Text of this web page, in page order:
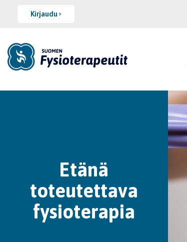
Kirjaudu
Etänä
toteutettava
fysioterapia